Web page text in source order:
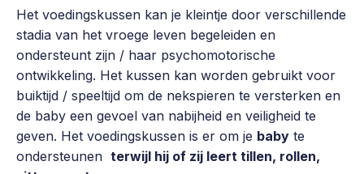
Het voedingskussen kan je kleintje door verschillende
stadia van het vroege leven begeleiden en
ondersteunt zijn / haar psychomotorische
ontwikkeling. Het kussen kan worden gebruikt voor
buiktijd / speeltijd om de nekspieren te versterken en
de baby een gevoel van nabijheid en veiligheid te
geven. Het voedingskussen is er om je baby te
ondersteunen terwijl hij of zij leert tillen, rollen,